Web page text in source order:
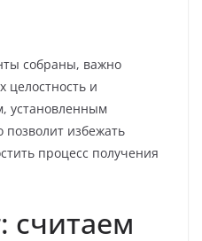
собраны, важно
целостность и
установленным
избежать
процесс получения
считаем